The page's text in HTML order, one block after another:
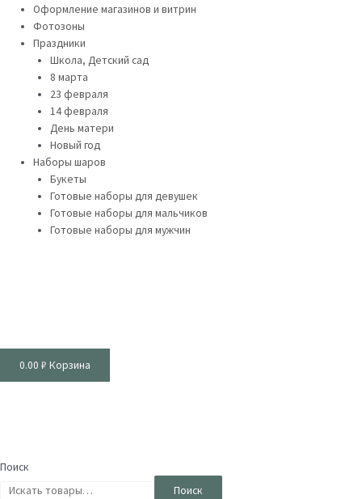
Оформление магазинов и витрин
Фотозоны
Праздники
Школа, Детский сад
8 марта
23 февраля
14 февраля
День матери
Новый год
Наборы шаров
Букеты
Готовые наборы для девушек
Готовые наборы для мальчиков
Готовые наборы для мужчин
0.00 ₽ Корзина
Поиск
Поиск